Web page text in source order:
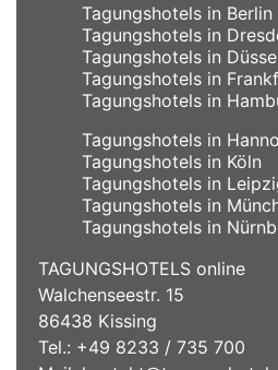
Tagungshotels in Berlin
Tagungshotels in
Tagungshotels in
Tagungshotels in
Tagungshotels in
Tagungshotels in
Tagungshotels in Köln
Tagungshotels in
Tagungshotels in
Tagungshotels in
TAGUNGSHOTELS online
Walchenseestr. 15
86438 Kissing
Tel.: +49 8233 / 735 700